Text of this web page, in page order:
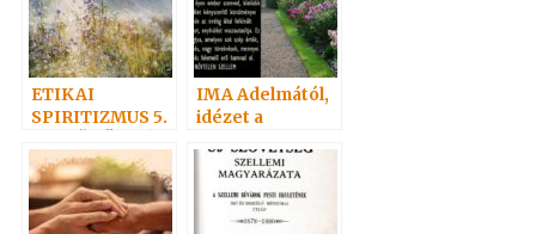
ETIKAI
SPIRITIZMUS 5.
NEM LÉSZEN”
IMA Adelmától,
idézet a
Szellemtől 31.